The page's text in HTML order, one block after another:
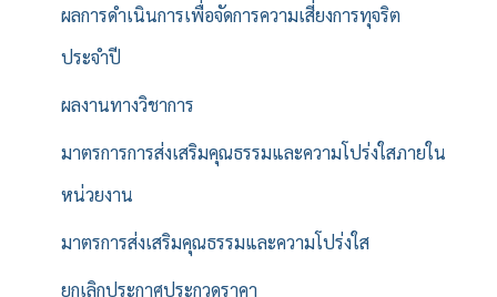
ผลการดำเนินการเพื่อจัดการความเสี่ยงการทุจริต
ประจำปี
ผลงานทางวิชาการ
มาตรการการส่งเสริมคุณธรรมและความโปร่งใสภายใน
หน่วยงาน
มาตรการส่งเสริมคุณธรรมและความโปร่งใส
ยกเลิกประกาศประกวดราคา